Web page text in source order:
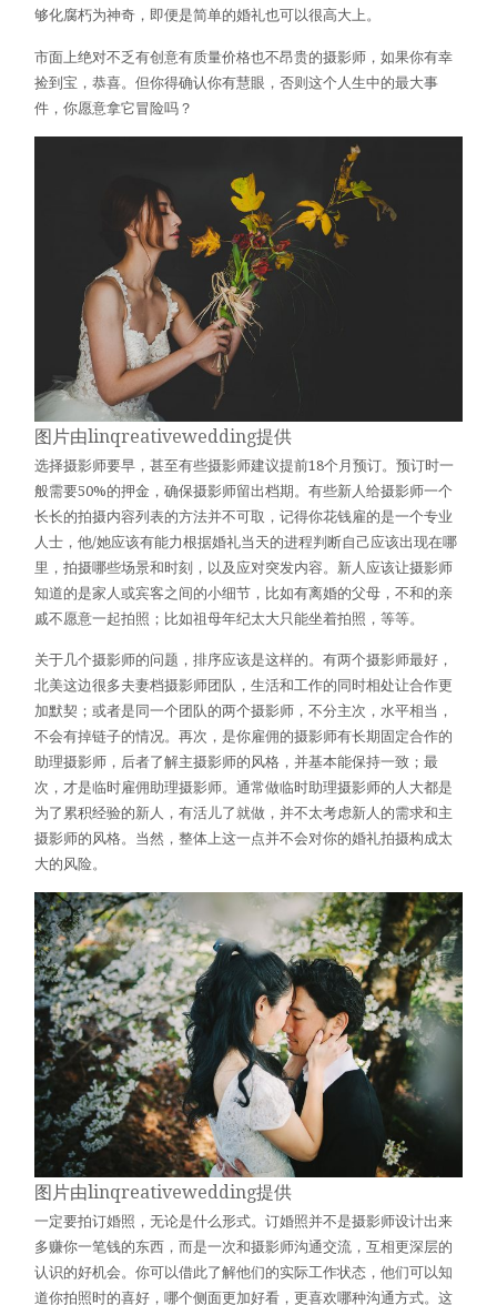
够化腐朽为神奇，即便是简单的婚礼也可以很高大上。
市面上绝对不乏有创意有质量价格也不昂贵的摄影师，如果你有幸
捡到宝，恭喜。但你得确认你有慧眼，否则这个人生中的最大事
件，你愿意拿它冒险吗？
图片由linqreativewedding提供
选择摄影师要早，甚至有些摄影师建议提前18个月预订。预订时一
般需要50%的押金，确保摄影师留出档期。有些新人给摄影师一个
长长的拍摄内容列表的方法并不可取，记得你花钱雇的是一个专业
人士，他/她应该有能力根据婚礼当天的进程判断自己应该出现在哪
里，拍摄哪些场景和时刻，以及应对突发内容。新人应该让摄影师
知道的是家人或宾客之间的小细节，比如有离婚的父母，不和的亲
戚不愿意一起拍照；比如祖母年纪太大只能坐着拍照，等等。
关于几个摄影师的问题，排序应该是这样的。有两个摄影师最好，
北美这边很多夫妻档摄影师团队，生活和工作的同时相处让合作更
加默契；或者是同一个团队的两个摄影师，不分主次，水平相当，
不会有掉链子的情况。再次，是你雇佣的摄影师有长期固定合作的
助理摄影师，后者了解主摄影师的风格，并基本能保持一致；最
次，才是临时雇佣助理摄影师。通常做临时助理摄影师的人大都是
为了累积经验的新人，有活儿了就做，并不太考虑新人的需求和主
摄影师的风格。当然，整体上这一点并不会对你的婚礼拍摄构成太
大的风险。
图片由linqreativewedding提供
一定要拍订婚照，无论是什么形式。订婚照并不是摄影师设计出来
多赚你一笔钱的东西，而是一次和摄影师沟通交流，互相更深层的
认识的好机会。你可以借此了解他们的实际工作状态，他们可以知
道你拍照时的喜好，哪个侧面更加好看，更喜欢哪种沟通方式。这